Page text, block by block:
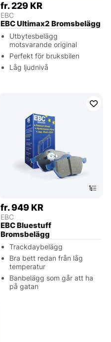
fr. 229 KR
EBC
EBC Ultimax2 Bromsbelägg
Utbytesbelägg
motsvarande original
Perfekt för bruksbilen
Låg ljudnivå
fr. 949 KR
EBC
EBC Bluestuff
Bromsbelägg
Trackdaybelägg
Bra bett redan från låg
temperatur
Banbelägg som går att ha
på gatan